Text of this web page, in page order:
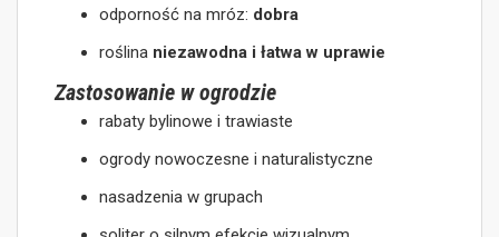
odporność na mróz: dobra
roślina niezawodna i łatwa w uprawie
Zastosowanie w ogrodzie
rabaty bylinowe i trawiaste
ogrody nowoczesne i naturalistyczne
nasadzenia w grupach